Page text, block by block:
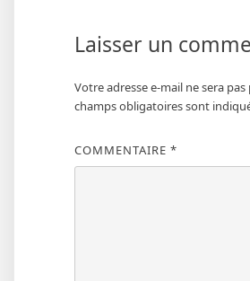
Laisser un
Votre adresse e-mail ne sera pas
champs obligatoires sont
COMMENTAIRE *